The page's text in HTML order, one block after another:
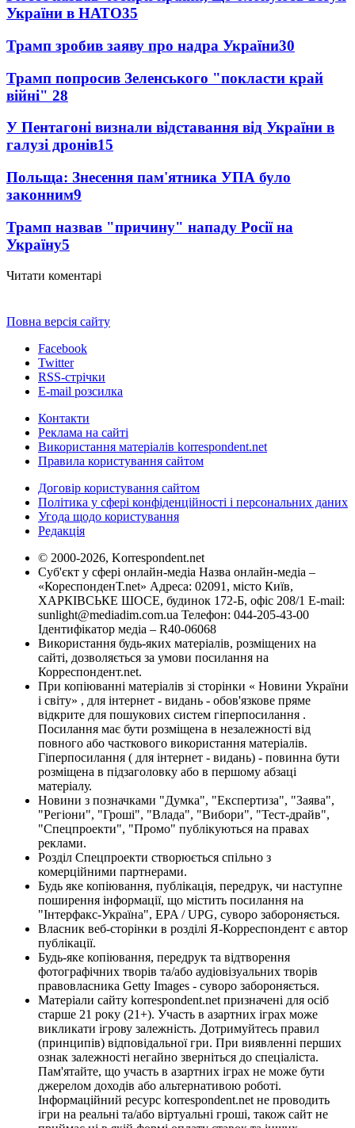
України в НАТО35
Трамп зробив заяву про надра України30
Трамп попросив Зеленського "покласти край
війні" 28
У Пентагоні визнали відставання від України в
галузі дронів15
Польща: Знесення пам'ятника УПА було
законним9
Трамп назвав "причину" нападу Росії на
Україну5
Читати коментарі
Повна версія сайту
Facebook
Twitter
RSS-стрічки
E-mail розсилка
Контакти
Реклама на сайті
Використання матеріалів korrespondent.net
Правила користування сайтом
Договір користування сайтом
Політика у сфері конфіденційності і персональних даних
Угода щодо користування
Редакція
© 2000-2026, Korrespondent.net
Суб'єкт у сфері онлайн-медіа Назва онлайн-медіа –
«КореспонденТ.net» Адреса: 02091, місто Київ,
ХАРКІВСЬКЕ ШОСЕ, будинок 172-Б, офіс 208/1 E-mail:
sunlight@mediadim.com.ua Телефон: 044-205-43-00
Ідентифікатор медіа – R40-06068
Використання будь-яких матеріалів, розміщених на
сайті, дозволяється за умови посилання на
Корреспондент.net.
При копіюванні матеріалів зі сторінки « Новини України
і світу» , для інтернет - видань - обов'язкове пряме
відкрите для пошукових систем гіперпосилання .
Посилання має бути розміщена в незалежності від
повного або часткового використання матеріалів.
Гіперпосилання ( для інтернет - видань) - повинна бути
розміщена в підзаголовку або в першому абзаці
матеріалу.
Новини з позначками "Думка", "Експертиза", "Заява",
"Регіони", "Гроші", "Влада", "Вибори", "Тест-драйв",
"Спецпроекти", "Промо" публікуються на правах
реклами.
Розділ Спецпроекти створюється спільно з
комерційними партнерами.
Будь яке копіювання, публікація, передрук, чи наступне
поширення інформації, що містить посилання на
"Інтерфакс-Україна", EPA / UPG, суворо забороняється.
Власник веб-сторінки в розділі Я-Корреспондент є автор
публікації.
Будь-яке копіювання, передрук та відтворення
фотографічних творів та/або аудіовізуальних творів
правовласника Getty Images - суворо забороняється.
Матеріали сайту korrespondent.net призначені для осіб
старше 21 року (21+). Участь в азартних іграх може
викликати ігрову залежність. Дотримуйтесь правил
(принципів) відповідальної гри. При виявленні перших
ознак залежності негайно зверніться до спеціаліста.
Пам'ятайте, що участь в азартних іграх не може бути
джерелом доходів або альтернативою роботі.
Інформаційний ресурс korrespondent.net не проводить
ігри на реальні та/або віртуальні гроші, також сайт не